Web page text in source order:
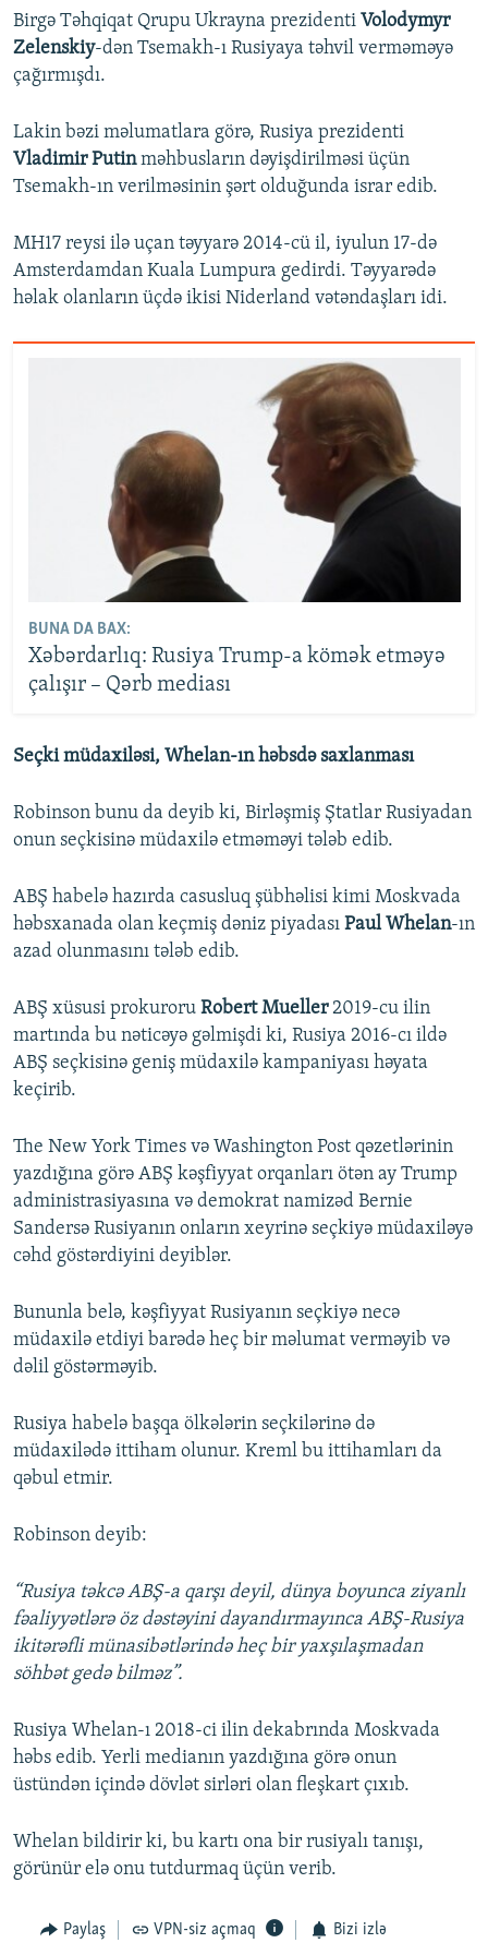
Birgə Təhqiqat Qrupu Ukrayna prezidenti Volodymyr
Zelenskiy-dən Tsemakh-ı Rusiyaya təhvil verməməyə
çağırmışdı.
Lakin bəzi məlumatlara görə, Rusiya prezidenti
Vladimir Putinməhbusların dəyişdirilməsi üçün
Tsemakh-ın verilməsinin şərt olduğunda israr edib.
MH17 reysi ilə uçan təyyarə 2014-cü il, iyulun 17-də
Amsterdamdan Kuala Lumpura gedirdi. Təyyarədə
həlak olanların üçdə ikisi Niderland vətəndaşları idi.
BUNA DA BAX:
Xəbərdarlıq: Rusiya Trump-a kömək etməyə
çalışır – Qərb mediası
Seçki müdaxiləsi, Whelan-ın həbsdə saxlanması
Robinson bunu da deyib ki, Birləşmiş Ştatlar Rusiyadan
onun seçkisinə müdaxilə etməməyi tələb edib.
ABŞ habelə hazırda casusluq şübhəlisi kimi Moskvada
həbsxanada olan keçmiş dəniz piyadası Paul Whelan-ın
azad olunmasını tələb edib.
ABŞ xüsusi prokuroru Robert Mueller2019-cu ilin
martında bu nəticəyə gəlmişdi ki, Rusiya 2016-cı ildə
ABŞ seçkisinə geniş müdaxilə kampaniyası həyata
keçirib.
The New York Times və Washington Post qəzetlərinin
yazdığına görə ABŞ kəşfiyyat orqanları ötən ay Trump
administrasiyasına və demokrat namizəd Bernie
Sandersə Rusiyanın onların xeyrinə seçkiyə müdaxiləyə
cəhd göstərdiyini deyiblər.
Bununla belə, kəşfiyyat Rusiyanın seçkiyə necə
müdaxilə etdiyi barədə heç bir məlumat verməyib və
dəlil göstərməyib.
Rusiya habelə başqa ölkələrin seçkilərinə də
müdaxilədə ittiham olunur. Kreml bu ittihamları da
qəbul etmir.
Robinson deyib:
“Rusiya təkcə ABŞ-a qarşı deyil, dünya boyunca ziyanlı
fəaliyyətlərə öz dəstəyini dayandırmayınca ABŞ-Rusiya
ikitərəfli münasibətlərində heç bir yaxşılaşmadan
söhbət gedə bilməz”.
Rusiya Whelan-ı 2018-ci ilin dekabrında Moskvada
həbs edib. Yerli medianın yazdığına görə onun
üstündən içində dövlət sirləri olan fleşkart çıxıb.
Whelan bildirir ki, bu kartı ona bir rusiyalı tanışı,
görünür elə onu tutdurmaq üçün verib.
Paylaş VPN-siz açmaq Bizi izlə